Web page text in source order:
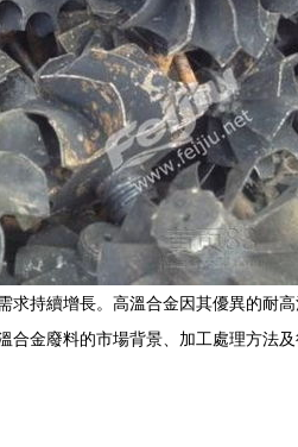
持續增長。高溫合金因其優異的耐
金廢料的市場背景、加工處理方法